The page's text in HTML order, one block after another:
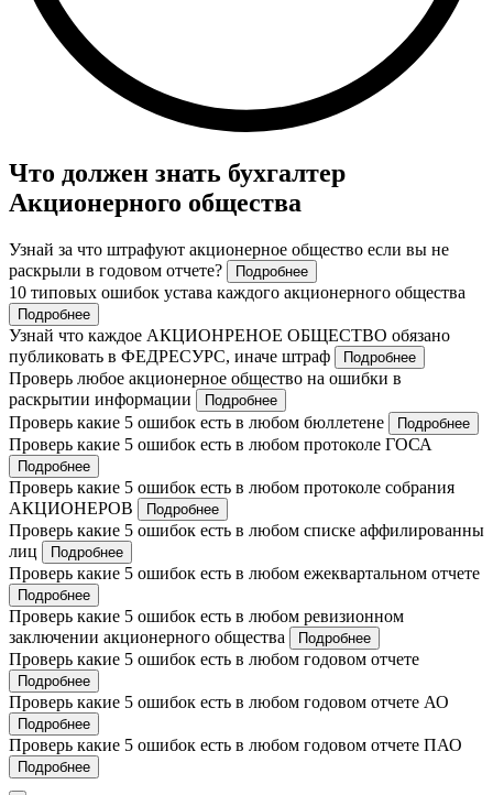
Что должен знать бухгалтер
Акционерного общества
Узнай за что штрафуют акционерное общество если вы не
раскрыли в годовом отчете?
Подробнее
10 типовых ошибок устава каждого акционерного общества
Подробнее
Узнай что каждое АКЦИОНРЕНОЕ ОБЩЕСТВО обязано
публиковать в ФЕДРЕСУРС, иначе штраф
Подробнее
Проверь любое акционерное общество на ошибки в
раскрытии информации
Подробнее
Проверь какие 5 ошибок есть в любом бюллетене Подробнее
Проверь какие 5 ошибок есть в любом протоколе ГОСА
Подробнее
Проверь какие 5 ошибок есть в любом протоколе собрания
АКЦИОНЕРОВ
Подробнее
Проверь какие 5 ошибок есть в любом списке аффилированны
лиц
Подробнее
Проверь какие 5 ошибок есть в любом ежеквартальном отчете
Подробнее
Проверь какие 5 ошибок есть в любом ревизионном
заключении акционерного общества
Подробнее
Проверь какие 5 ошибок есть в любом годовом отчете
Подробнее
Проверь какие 5 ошибок есть в любом годовом отчете АО
Подробнее
Проверь какие 5 ошибок есть в любом годовом отчете ПАО
Подробнее